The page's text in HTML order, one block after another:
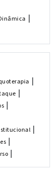
|
|
|
|
|
|
|